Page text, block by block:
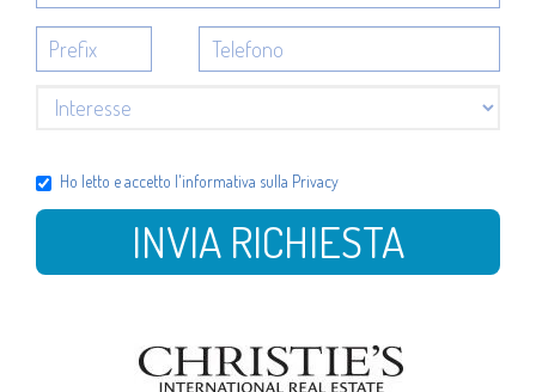
Ho letto e accetto l'informativa sulla Privacy
INVIA RICHIESTA